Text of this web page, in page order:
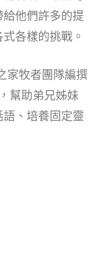
他們許多的提
各樣的挑戰。
家牧者團隊編撰
幫助弟兄姊妹
、培養固定靈